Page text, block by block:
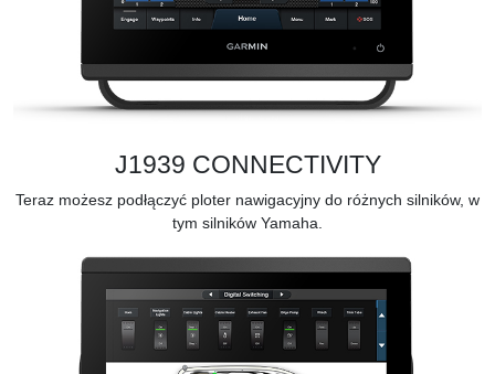
J1939 CONNECTIVITY
Teraz możesz podłączyć ploter nawigacyjny do różnych silników, w
tym silników Yamaha.